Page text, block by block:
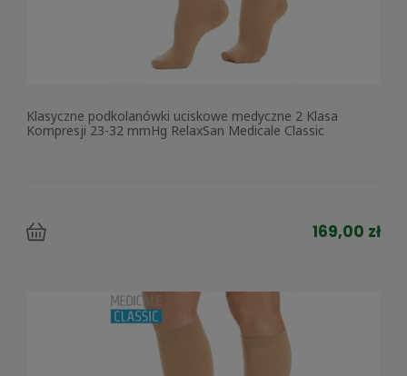
Klasyczne podkolanówki uciskowe medyczne 2 Klasa
Kompresji 23-32 mmHg RelaxSan Medicale Classic
169,00 zł